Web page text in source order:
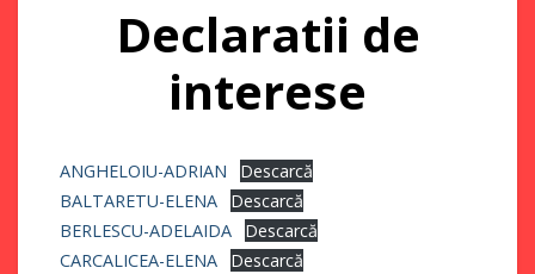
Declaratii de
interese
ANGHELOIU-ADRIAN
Descarcă
BALTARETU-ELENA
Descarcă
BERLESCU-ADELAIDA
Descarcă
CARCALICEA-ELENA
Descarcă